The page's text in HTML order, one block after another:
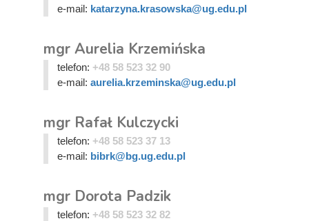
e-mail: katarzyna.krasowska@ug.edu.pl
mgr Aurelia Krzemińska
telefon: +48 58 523 32 90
e-mail: aurelia.krzeminska@ug.edu.pl
mgr Rafał Kulczycki
telefon: +48 58 523 37 13
e-mail: bibrk@bg.ug.edu.pl
mgr Dorota Padzik
telefon: +48 58 523 32 82